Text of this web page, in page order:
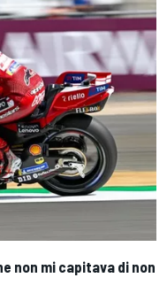
non mi capitava di non